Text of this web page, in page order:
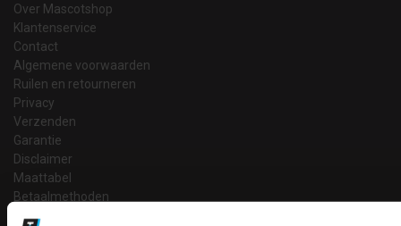
Over Mascotshop
Klantenservice
Contact
Algemene voorwaarden
Ruilen en retourneren
Privacy
Verzenden
Garantie
Disclaimer
Maattabel
Betaalmethoden
Partners